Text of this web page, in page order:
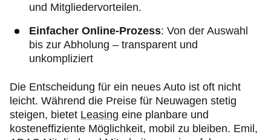
und Mitgliedervorteilen.
Einfacher Online-Prozess: Von der Auswahl
bis zur Abholung – transparent und
unkompliziert
Die Entscheidung für ein neues Auto ist oft nicht
leicht. Während die Preise für Neuwagen stetig
steigen, bietet Leasing eine planbare und
kosteneffiziente Möglichkeit, mobil zu bleiben. Emil,